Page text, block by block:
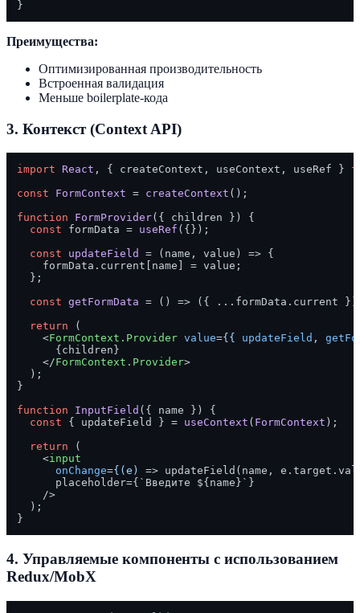
Преимущества:
Оптимизированная производительность
Встроенная валидация
Меньше boilerplate-кода
3. Контекст (Context API)
import React , { createContext, useContext, useRef }
const
FormContext = createContext ();
function
FormProvider( { children } ) {
const formData = useRef ({});
const
updateField = ( name, value ) => {
    formData.
current [name] = value;
  };
const getFormData = ( ) => ({ ...formData. current
return (
<FormContext.Provider value={{ updateField ,
      {children}
</FormContext.Provider>
  );
}
function
InputField ( { name } ) {
const { updateField } = useContext ( FormContext );
return (
<input
onChange={(e) => updateField(name,
      placeholder={`Введите ${name}`}
    />
  );
4. Управляемые компоненты с использованием
Redux/MobX